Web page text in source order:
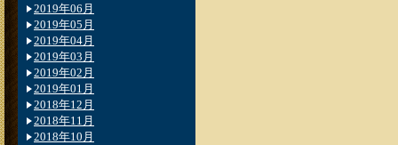
2019年06月
2019年05月
2019年04月
2019年03月
2019年02月
2019年01月
2018年12月
2018年11月
2018年10月